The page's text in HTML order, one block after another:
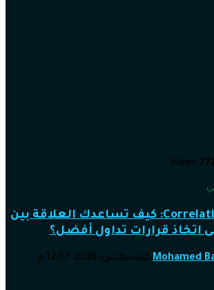
777
Correlation Trading: كيف تساعدك العلاقة بين
اتخاذ قرارات تداول أفضل؟
Mohamed